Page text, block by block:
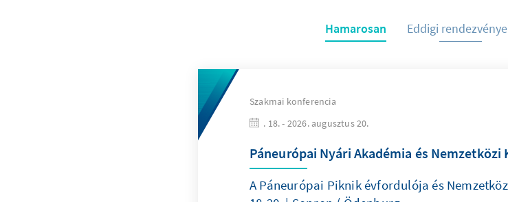
Hamarosan Eddigi
Szakmai konferencia
. 18. - 2026. augusztus 20.
Páneurópai Nyári Akadémia és Nemzetközi
A Páneurópai Piknik évfordulója és